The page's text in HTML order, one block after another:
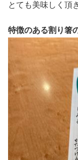
とても美味しく頂
特徴のある割り箸